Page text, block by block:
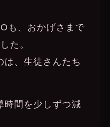
も、おかげさまで
た。
は、生徒さんたち
時間を少しずつ減